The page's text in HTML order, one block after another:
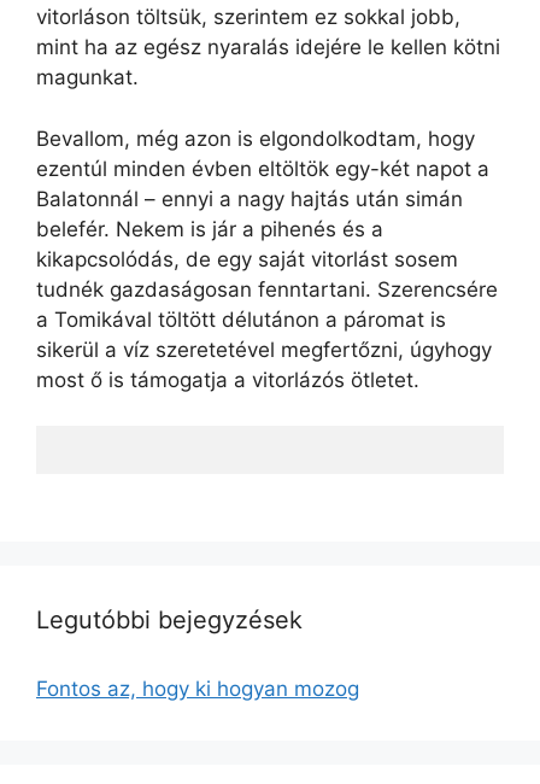
vitorláson töltsük, szerintem ez sokkal jobb,
mint ha az egész nyaralás idejére le kellen kötni
magunkat.
Bevallom, még azon is elgondolkodtam, hogy
ezentúl minden évben eltöltök egy-két napot a
Balatonnál – ennyi a nagy hajtás után simán
belefér. Nekem is jár a pihenés és a
kikapcsolódás, de egy saját vitorlást sosem
tudnék gazdaságosan fenntartani. Szerencsére
a Tomikával töltött délutánon a páromat is
sikerül a víz szeretetével megfertőzni, úgyhogy
most ő is támogatja a vitorlázós ötletet.
Legutóbbi bejegyzések
Fontos az, hogy ki hogyan mozog